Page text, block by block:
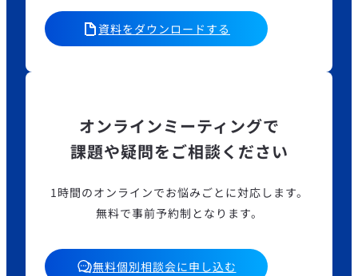
資料をダウンロードする
オンラインミーティングで
課題や疑問をご相談ください
1時間のオンラインでお悩みごとに対応します。
無料で事前予約制となります。
無料個別相談会に申し込む